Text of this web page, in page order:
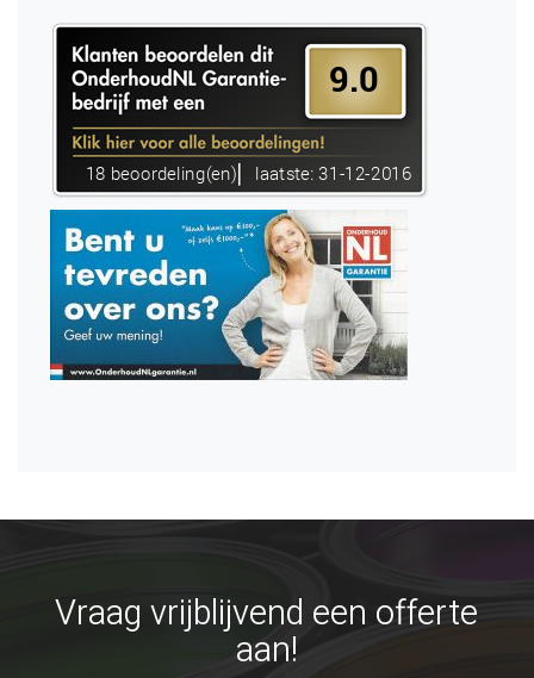
Vraag vrijblijvend een offerte
aan!